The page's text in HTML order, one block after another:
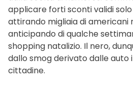
applicare forti sconti validi
attirando migliaia di americani
anticipando di qualche
shopping natalizio. Il nero,
dallo smog derivato dalle auto
cittadine.